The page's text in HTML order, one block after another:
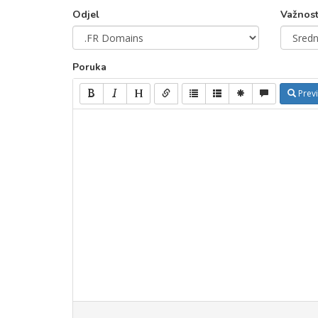
Odjel Važnost
Poruka